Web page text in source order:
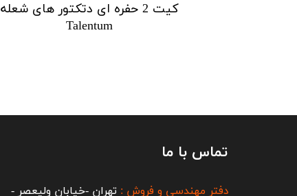
کیت 2 حفره ای دتکتور های شعله
Talentum
تماس با ما
دفتر مهندسی و فروش : تهران -خیابان ولیعصر -